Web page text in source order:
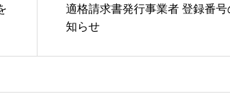
適格請求書発行事業者 登録番号
知らせ